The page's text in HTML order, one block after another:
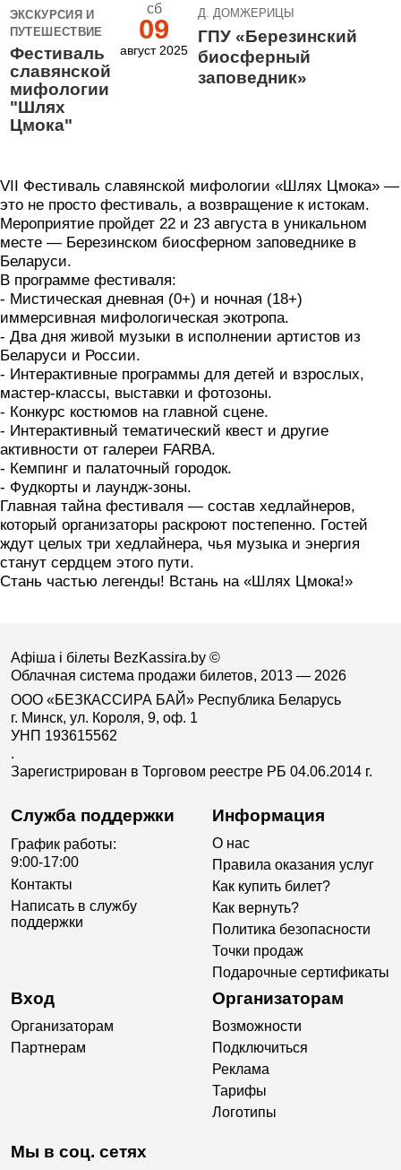
ЭКСКУРСИЯ И
ПУТЕШЕСТВИЕ
Фестиваль
славянской
мифологии
"Шлях
Цмока"
сб
09
август 2025
Д. ДОМЖЕРИЦЫ
ГПУ «Березинский
биосферный
заповедник»
VII Фестиваль славянской мифологии «Шлях Цмока» —
это не просто фестиваль, а возвращение к истокам.
Мероприятие пройдет 22 и 23 августа в уникальном
месте — Березинском биосферном заповеднике в
Беларуси.
В программе фестиваля:
- Мистическая дневная (0+) и ночная (18+)
иммерсивная мифологическая экотропа.
- Два дня живой музыки в исполнении артистов из
Беларуси и России.
- Интерактивные программы для детей и взрослых,
мастер-классы, выставки и фотозоны.
- Конкурс костюмов на главной сцене.
- Интерактивный тематический квест и другие
активности от галереи FARBA.
- Кемпинг и палаточный городок.
- Фудкорты и лаундж-зоны.
Главная тайна фестиваля — состав хедлайнеров,
который организаторы раскроют постепенно. Гостей
ждут целых три хедлайнера, чья музыка и энергия
станут сердцем этого пути.
Стань частью легенды! Встань на «Шлях Цмока!»
Афіша і білеты BezKassira.by ©
Облачная система продажи билетов, 2013 — 2026
ООО «БЕЗКАССИРА БАЙ» Республика Беларусь
г. Минск, ул. Короля, 9, оф. 1
УНП 193615562
.
Зарегистрирован в Торговом реестре РБ 04.06.2014 г.
Служба поддержки
График работы:
9:00-17:00
Контакты
Написать в службу
поддержки
Информация
О нас
Правила оказания услуг
Как купить билет?
Как вернуть?
Политика безопасности
Точки продаж
Подарочные сертификаты
Вход
Организаторам
Партнерам
Организаторам
Возможности
Подключиться
Реклама
Тарифы
Логотипы
Мы в соц. сетях